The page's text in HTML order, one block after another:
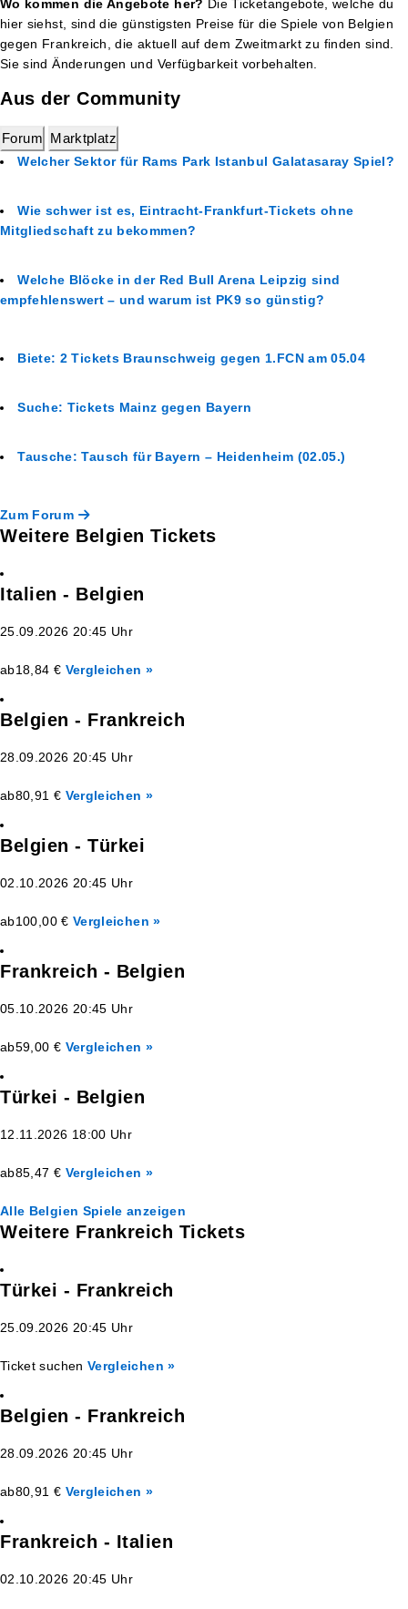
Wo kommen die Angebote her? Die Ticketangebote, welche du
hier siehst, sind die günstigsten Preise für die Spiele von Belgien
gegen Frankreich, die aktuell auf dem Zweitmarkt zu finden sind.
Sie sind Änderungen und Verfügbarkeit vorbehalten.
Aus der Community
Forum Marktplatz
Welcher Sektor für Rams Park Istanbul Galatasaray Spiel?
Wie schwer ist es, Eintracht-Frankfurt-Tickets ohne
Mitgliedschaft zu bekommen?
Welche Blöcke in der Red Bull Arena Leipzig sind
empfehlenswert – und warum ist PK9 so günstig?
Biete: 2 Tickets Braunschweig gegen 1.FCN am 05.04
Suche: Tickets Mainz gegen Bayern
Tausche: Tausch für Bayern – Heidenheim (02.05.)
Zum Forum
Weitere Belgien Tickets
Italien - Belgien
25.09.2026 20:45 Uhr
ab18,84 € Vergleichen »
Belgien - Frankreich
28.09.2026 20:45 Uhr
ab80,91 € Vergleichen »
Belgien - Türkei
02.10.2026 20:45 Uhr
ab100,00 € Vergleichen »
Frankreich - Belgien
05.10.2026 20:45 Uhr
ab59,00 € Vergleichen »
Türkei - Belgien
12.11.2026 18:00 Uhr
ab85,47 € Vergleichen »
Alle Belgien Spiele anzeigen
Weitere Frankreich Tickets
Türkei - Frankreich
25.09.2026 20:45 Uhr
Ticket suchen Vergleichen »
Belgien - Frankreich
28.09.2026 20:45 Uhr
ab80,91 € Vergleichen »
Frankreich - Italien
02.10.2026 20:45 Uhr